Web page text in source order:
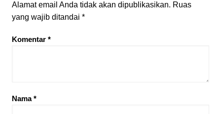
Alamat email Anda tidak akan dipublikasikan. Ruas
yang wajib ditandai *
Komentar *
Nama*